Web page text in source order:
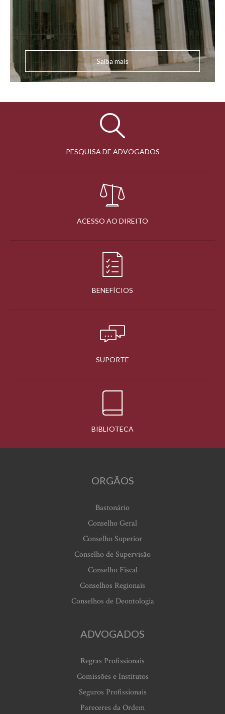
Saiba mais
PESQUISA DE ADVOGADOS
ACESSO AO DIREITO
BENEFÍCIOS
SUPORTE
BIBLIOTECA
ORGÃOS
Bastonário
Conselho Geral
Conselho Superior
Conselho de Supervisão
Conselho Fiscal
Conselhos Regionais
Conselhos de Deontologia
ADVOGADOS
Regras Profissionais
Comissões e Institutos
Seguros Profissionais
Pareceres da Ordem